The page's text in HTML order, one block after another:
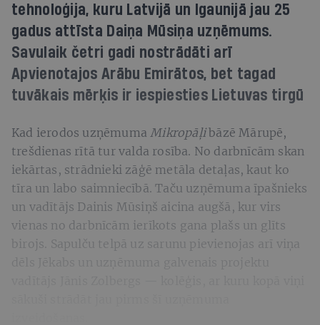
tehnoloģija, kuru Latvijā un Igaunijā jau 25
gadus attīsta Daiņa Mūsiņa uzņēmums.
Savulaik četri gadi nostrādāti arī
Apvienotajos Arābu Emirātos, bet tagad
tuvākais mērķis ir iespiesties Lietuvas tirgū
Kad ierodos uzņēmuma Mikropāļibāzē Mārupē,
trešdienas rītā tur valda rosība. No darbnīcām skan
iekārtas, strādnieki zāģē metāla detaļas, kaut ko
tīra un labo saimniecībā. Taču uzņēmuma īpašnieks
un vadītājs Dainis Mūsiņš aicina augšā, kur virs
vienas no darbnīcām ierīkots gana plašs un glīts
birojs. Sapulču telpā uz sarunu pievienojas arī viņa